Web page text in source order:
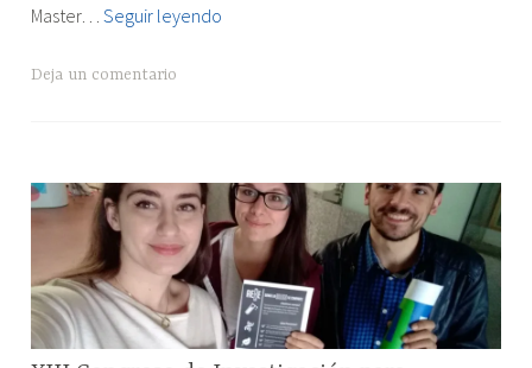
grados.
pasado
la
UAH"
Master…Seguir leyendo
grados.
Presente,
pasado
y
futuro”
en
Deja un comentario